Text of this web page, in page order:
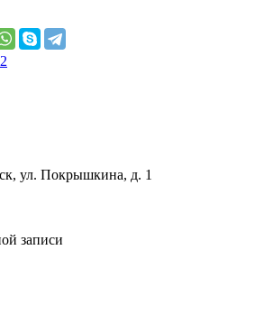
ул. Покрышкина, д. 1
записи